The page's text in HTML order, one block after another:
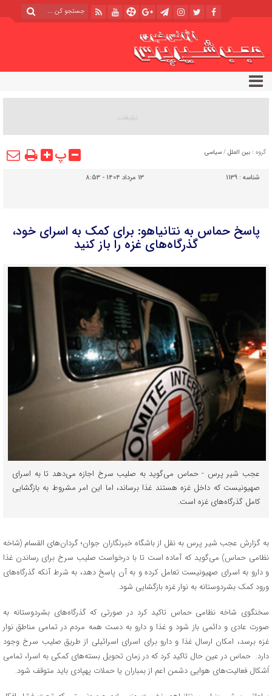
گروه : بین الملل / سیاسی پ
شناسه : 1139 13 مرداد 1404 - 8:53
پاسخ حماس به نتانیاهو: برای کمک به اسرای خود،
گذرگاه‌های غزه را باز کنید
عجب شیر پرس - حماس می‌گوید به صلیب سرخ اجازه می‌دهد تا به اسرای
صهیونیست که داخل غزه هستند غذا برساند، اما این امر مشروط به بازگشایی
کامل گذرگاه‌های غزه است.
به گزارش عجب شیر پرس به نقل از باشگاه خبرنگاران جوان؛ گردان‌های القسام (شاخه
نظامی حماس) می‌گوید که آماده است تا با درخواست صلیب سرخ برای رساندن غذا
و دارو به اسرای صهیونیست تعامل کرده و به آن پاسخ دهد، به شرط آنکه گذرگاه‌های
ورود کمک بشردوستانه به نوار غزه بازگشایی شود.
سخنگوی شاخه نظامی حماس تاکید کرد در صورتی که گذرگاه‌های بشردوستانه به
صورت عادی و دائمی باز شود و غذا و دارو به دست همه مردم در تمامی مناطق نوار
غزه برسد، امکان ارسال غذا و دارو برای اسرای اسرائیلی از طریق صلیب سرخ وجود
دارد. حماس در عین حال تاکید کرد که در زمان تحویل بسته‌های کمکی به اسرا، تمامی
اَشکال فعالیت‌های هوایی دشمن اعم از بمباران یا حملات پهپادی باید متوقف شود.